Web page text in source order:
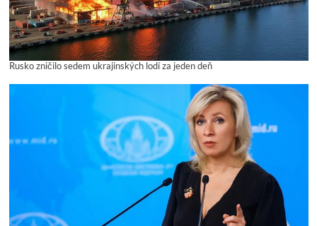
Rusko zničilo sedem ukrajinských lodí za jeden deň